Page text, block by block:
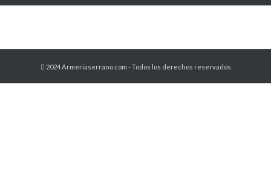
2024 Armeriaserrano.com - Todos los derechos reservados